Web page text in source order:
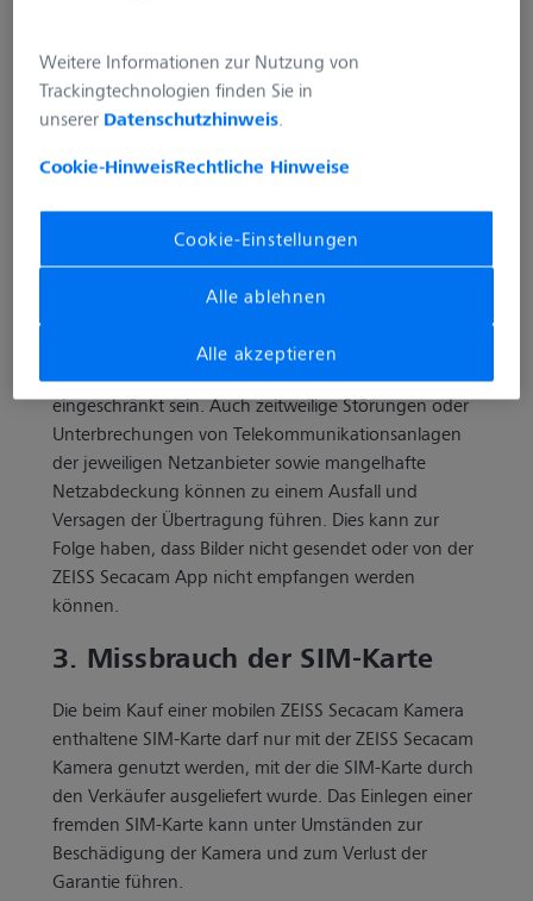
für Empfangs- und
Sendebereich
störungsfreie Senden und Empfangen von
Bildern/Videos der ZEISS Secacam Kameras aus
folgenden Gründen aus. Die Empfangs- und
Sendefunktion der SECACAM-Kamera kann
beeinträchtigt sein, ohne dass der Verkäufer darauf
geschlossener Räume, aufgrund von baulichen
Gegebenheiten, die Mobilfunkversorgung
eingeschränkt sein. Auch zeitweilige Störungen oder
Unterbrechungen von Telekommunikationsanlagen
der jeweiligen Netzanbieter sowie mangelhafte
Netzabdeckung können zu einem Ausfall und
Versagen der Übertragung führen. Dies kann zur
Folge haben, dass Bilder nicht gesendet oder von der
ZEISS Secacam App nicht empfangen werden
können.
3. Missbrauch der SIM-Karte
Die beim Kauf einer mobilen ZEISS Secacam Kamera
enthaltene SIM-Karte darf nur mit der ZEISS Secacam
Kamera genutzt werden, mit der die SIM-Karte durch
den Verkäufer ausgeliefert wurde. Das Einlegen einer
fremden SIM-Karte kann unter Umständen zur
Beschädigung der Kamera und zum Verlust der
Garantie führen.
Weitere Informationen zur Nutzung von
Trackingtechnologien finden Sie in
unserer Datenschutzhinweis.
Cookie-HinweisRechtliche Hinweise
Cookie-Einstellungen
Alle ablehnen
Alle akzeptieren